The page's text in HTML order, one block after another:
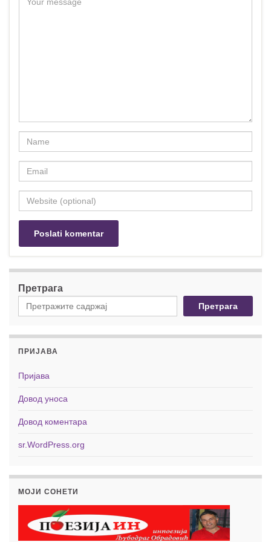
Претрага
Претрага
ПРИЈАВА
Пријава
Довод уноса
Довод коментара
sr.WordPress.org
МОЈИ СОНЕТИ